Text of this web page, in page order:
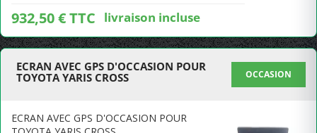
932,50 € TTC livraison incluse
ECRAN AVEC GPS D'OCCASION POUR
TOYOTA YARIS CROSS
OCCASION
ECRAN AVEC GPS D'OCCASION POUR